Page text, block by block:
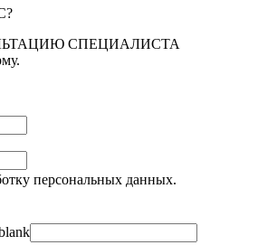
СПЕЦИАЛИСТА
персональных данных.